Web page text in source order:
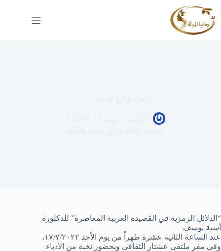
إلى
المحتوى
“الدلائل الرمزية في القصيدة العربية المعاصرة” للدكتورة
آسية يوسف
عند الساعة الثانية عشرة ظهراً من يوم الأحد ١٧/٧/٢٠٢٢،
وفي مقر ملتقى عشتار الثقافي وبحضور نخبة من الأدباء